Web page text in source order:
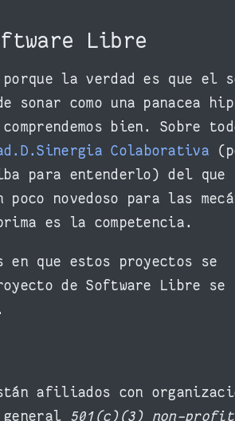
Libre
la verdad es que el
sonar como una panacea
bien. Sobre
Colaborativa
para entenderlo) del que
novedoso para las
es la competencia.
en que estos proyectos se
de Software Libre se
afiliados con
general 501(c)(3) non-profit